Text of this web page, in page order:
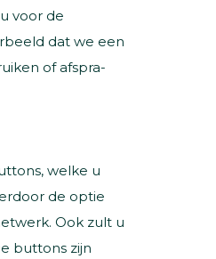
voor de
dat we een
of afspra-
welke u
de optie
Ook zult u
buttons zijn